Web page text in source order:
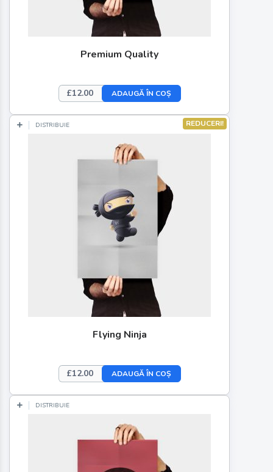
Premium Quality
£12.00 ADAUGĂ ÎN COȘ
DISTRIBUIE REDUCERI!
Flying Ninja
£12.00 ADAUGĂ ÎN COȘ
DISTRIBUIE